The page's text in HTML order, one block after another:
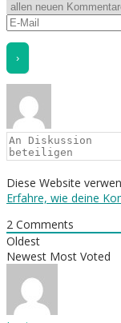
Diese Website
Erfahre, wie deine
2 Comments
Oldest
Newest Most Voted